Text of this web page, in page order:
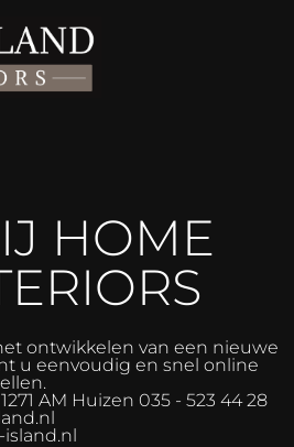
HOME
ontwikkelen van een nieuwe
u eenvoudig en snel online
AM Huizen 035 - 523 44 28